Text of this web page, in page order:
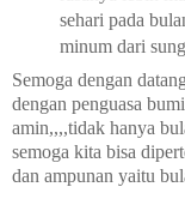
sehari pada
minum dari
Semoga dengan
dengan penguasa
amin,,,,tidak hanya
semoga kita bisa
dan ampunan yaitu